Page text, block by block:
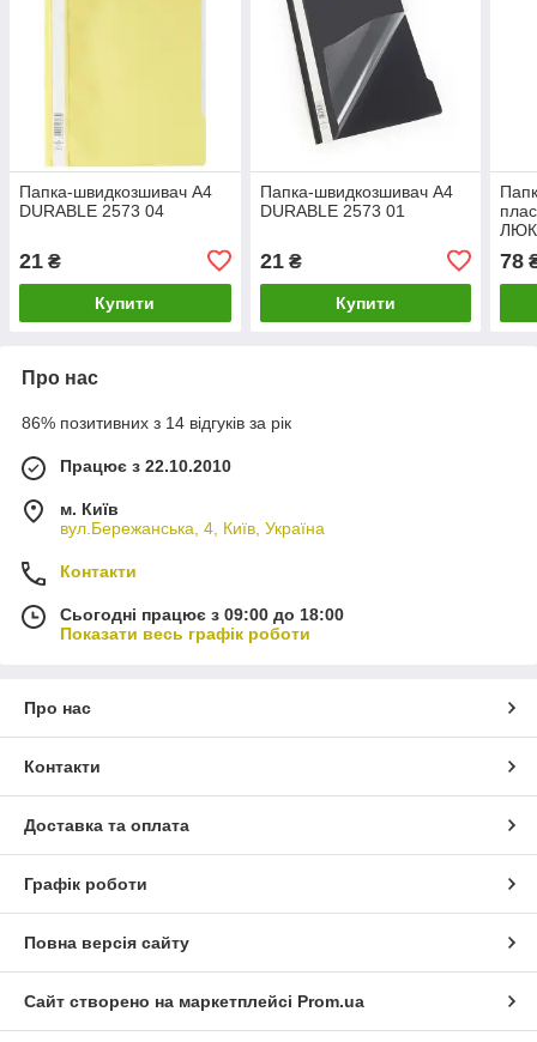
Папка-швидкозшивач А4
DURABLE 2573 04
21 ₴
Купити
Папка-швидкозшивач А4
DURABLE 2573 01
21₴
Купити
78
Про нас
86% позитивних з 14 відгуків за рік
Працює з 22.10.2010
м. Київ
вул.Бережанська, 4, Київ, Україна
Контакти
Сьогодні працює з 09:00 до 18:00
Показати весь графік роботи
Про нас
Контакти
Доставка та оплата
Графік роботи
Повна версія сайту
Сайт створено на маркетплейсі Prom.ua